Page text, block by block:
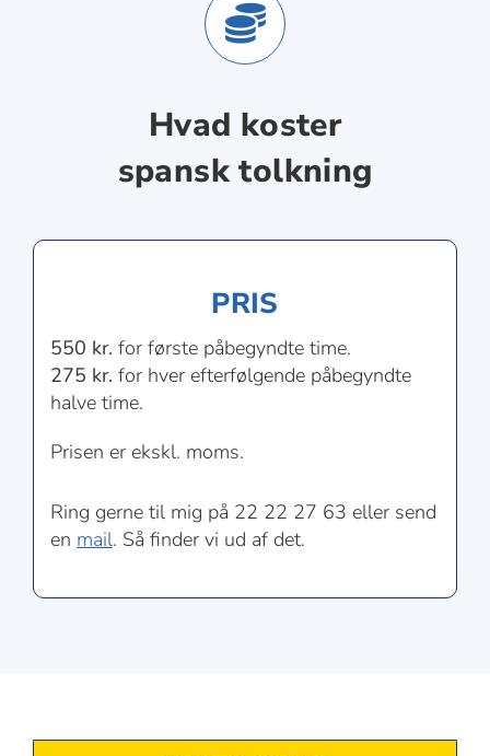
Hvad koster
spansk tolkning
PRIS
550 kr. for første påbegyndte time.
275 kr. for hver efterfølgende påbegyndte
halve time.
Prisen er ekskl. moms.
Ring gerne til mig på 22 22 27 63 eller send
en mail. Så finder vi ud af det.